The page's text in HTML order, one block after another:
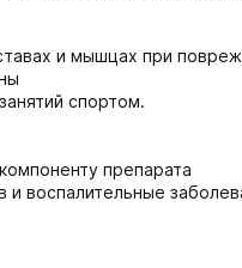
и мышцах при
спортом.
препарата
воспалительные